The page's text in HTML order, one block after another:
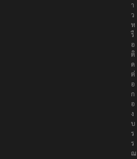
า
ว
ห
รื
อ
ติ
ด
ต่
อ
ก
อ
ง
บ
ร
ร
ณ